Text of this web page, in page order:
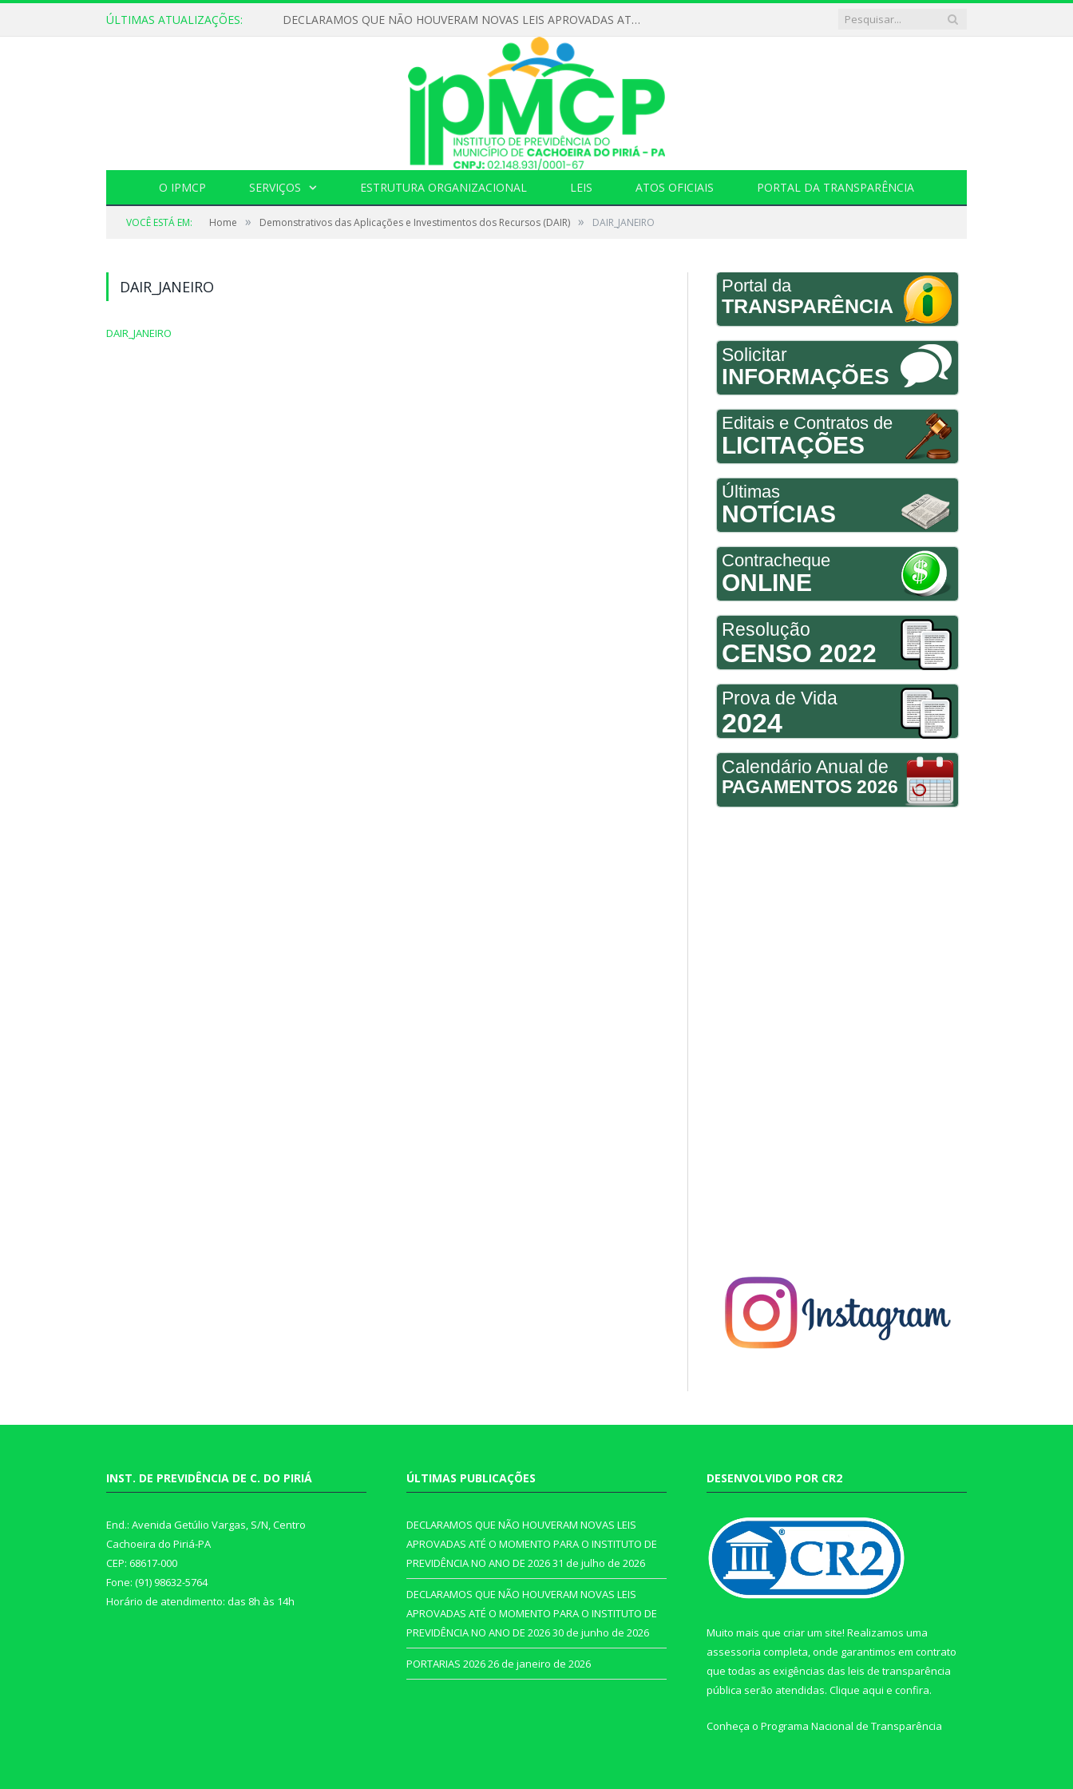
ÚLTIMAS ATUALIZAÇÕES: DECLARAMOS QUE NÃO HOUVERAM NOVAS LEIS APROVADAS ATÉ O MOMENTO PARA O INSTITUTO DE PREVIDÊNCIA NO ANO DE 2026
O IPMCP SERVIÇOS ESTRUTURA ORGANIZACIONAL LEIS ATOS OFICIAIS PORTAL DA TRANSPARÊNCIA
VOCÊ ESTÁ EM: Home » Demonstrativos das Aplicações e Investimentos dos Recursos (DAIR) » DAIR_JANEIRO
DAIR_JANEIRO
DAIR_JANEIRO
Portal da
TRANSPARÊNCIA
Solicitar
INFORMAÇÕES
Editais e Contratos de
LICITAÇÕES
Últimas
NOTÍCIAS
Contracheque
ONLINE
Resolução
CENSO 2022
Prova de Vida
2024
Calendário Anual de
PAGAMENTOS 2026
INST. DE PREVIDÊNCIA DE C. DO PIRIÁ
End.: Avenida Getúlio Vargas, S/N, Centro
Cachoeira do Piriá-PA
CEP: 68617-000
Fone: (91) 98632-5764
Horário de atendimento: das 8h às 14h
ÚLTIMAS PUBLICAÇÕES
DECLARAMOS QUE NÃO HOUVERAM NOVAS LEIS
APROVADAS ATÉ O MOMENTO PARA O INSTITUTO DE
PREVIDÊNCIA NO ANO DE 202631 de julho de 2026
DECLARAMOS QUE NÃO HOUVERAM NOVAS LEIS
APROVADAS ATÉ O MOMENTO PARA O INSTITUTO DE
PREVIDÊNCIA NO ANO DE 202630 de junho de 2026
PORTARIAS 202626 de janeiro de 2026
DESENVOLVIDO POR CR2
Muito mais que criar um site! Realizamos uma
assessoria completa, onde garantimos em contrato
que todas as exigências das leis de transparência
pública serão atendidas. Clique aqui e confira.
Conheça o Programa Nacional de Transparência